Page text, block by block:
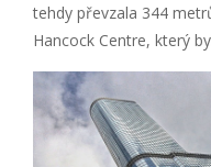
tehdy převzala 344
Hancock Centre, který